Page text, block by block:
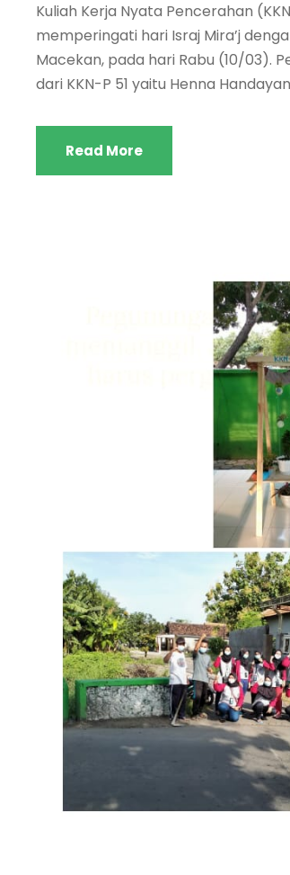
Kuliah Kerja Nyata Pencerahan
memperingati hari Israj Mira’j
Macekan, pada hari Rabu (10/03).
dari KKN-P 51 yaitu Henna
Read More